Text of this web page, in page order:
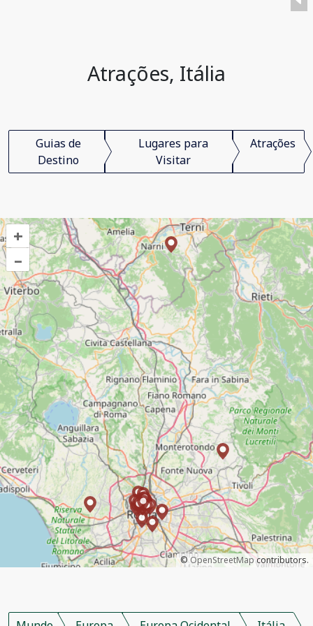
Atrações, Itália
Guias de
Destino
Lugares para
Visitar
Atrações
+
–
©OpenStreetMapcontributors.